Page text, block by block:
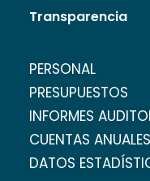
Transparencia
PERSONAL
PRESUPUESTOS
INFORMES
CUENTAS ANUALES
DATOS